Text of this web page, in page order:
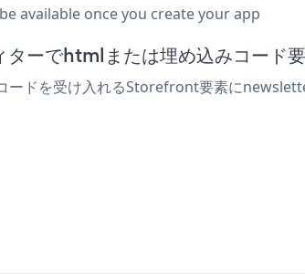
available once you create your app
ーでhtmlまたは埋め込みコード
ードを受け入れるStorefront要素に